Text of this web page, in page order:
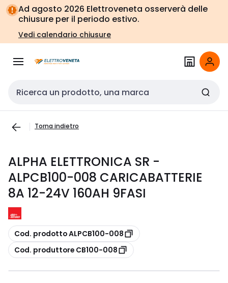
Vai alla
navigazione
Vai
alla
pagina
Ad agosto 2026 Elettroveneta osserverà delle
chiusure per il periodo estivo.
Vedi calendario chiusure
Cerca input
Torna indietro
ALPHA ELETTRONICA SR -
ALPCB100-008 CARICABATTERIE
8A 12-24V 160AH 9FASI
copia
Cod. prodotto ALPCB100-008
copia
Cod. produttore CB100-008